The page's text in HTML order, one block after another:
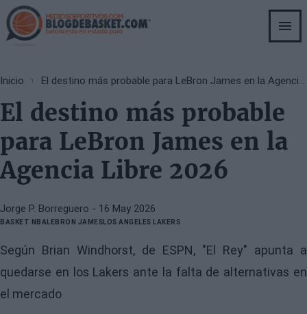
Skip
to
main
Breadcrumb
Inicio El destino más probable para LeBron James en la Agencia Libre 2026
El destino más probable
para LeBron James en la
Agencia Libre 2026
Jorge P. Borreguero - 16 May 2026
BASKET NBALEBRON JAMESLOS ANGELES LAKERS
Según Brian Windhorst, de ESPN, "El Rey" apunta a
quedarse en los Lakers ante la falta de alternativas en
el mercado